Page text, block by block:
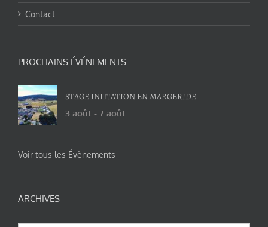
Contact
PROCHAINS ÉVÉNEMENTS
STAGE INITIATION EN MARGERIDE
3 août - 7 août
Voir tous les Évènements
ARCHIVES